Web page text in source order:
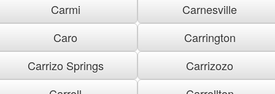
Carmi
Carnesville
Caro
Carrington
Carrizo Springs
Carrizozo